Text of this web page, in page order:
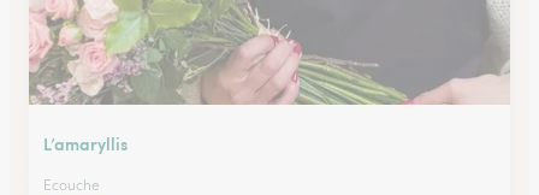
L’amaryllis
Ecouche